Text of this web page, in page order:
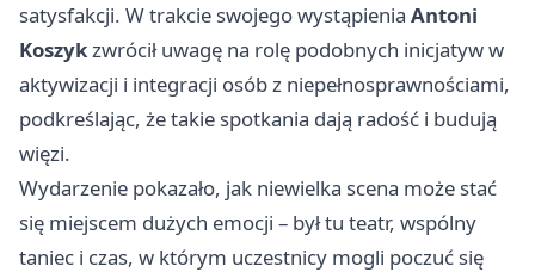
satysfakcji. W trakcie swojego wystąpienia Antoni
Koszykzwrócił uwagę na rolę podobnych inicjatyw w
aktywizacji i integracji osób z niepełnosprawnościami,
podkreślając, że takie spotkania dają radość i budują
więzi.
Wydarzenie pokazało, jak niewielka scena może stać
się miejscem dużych emocji – był tu teatr, wspólny
taniec i czas, w którym uczestnicy mogli poczuć się